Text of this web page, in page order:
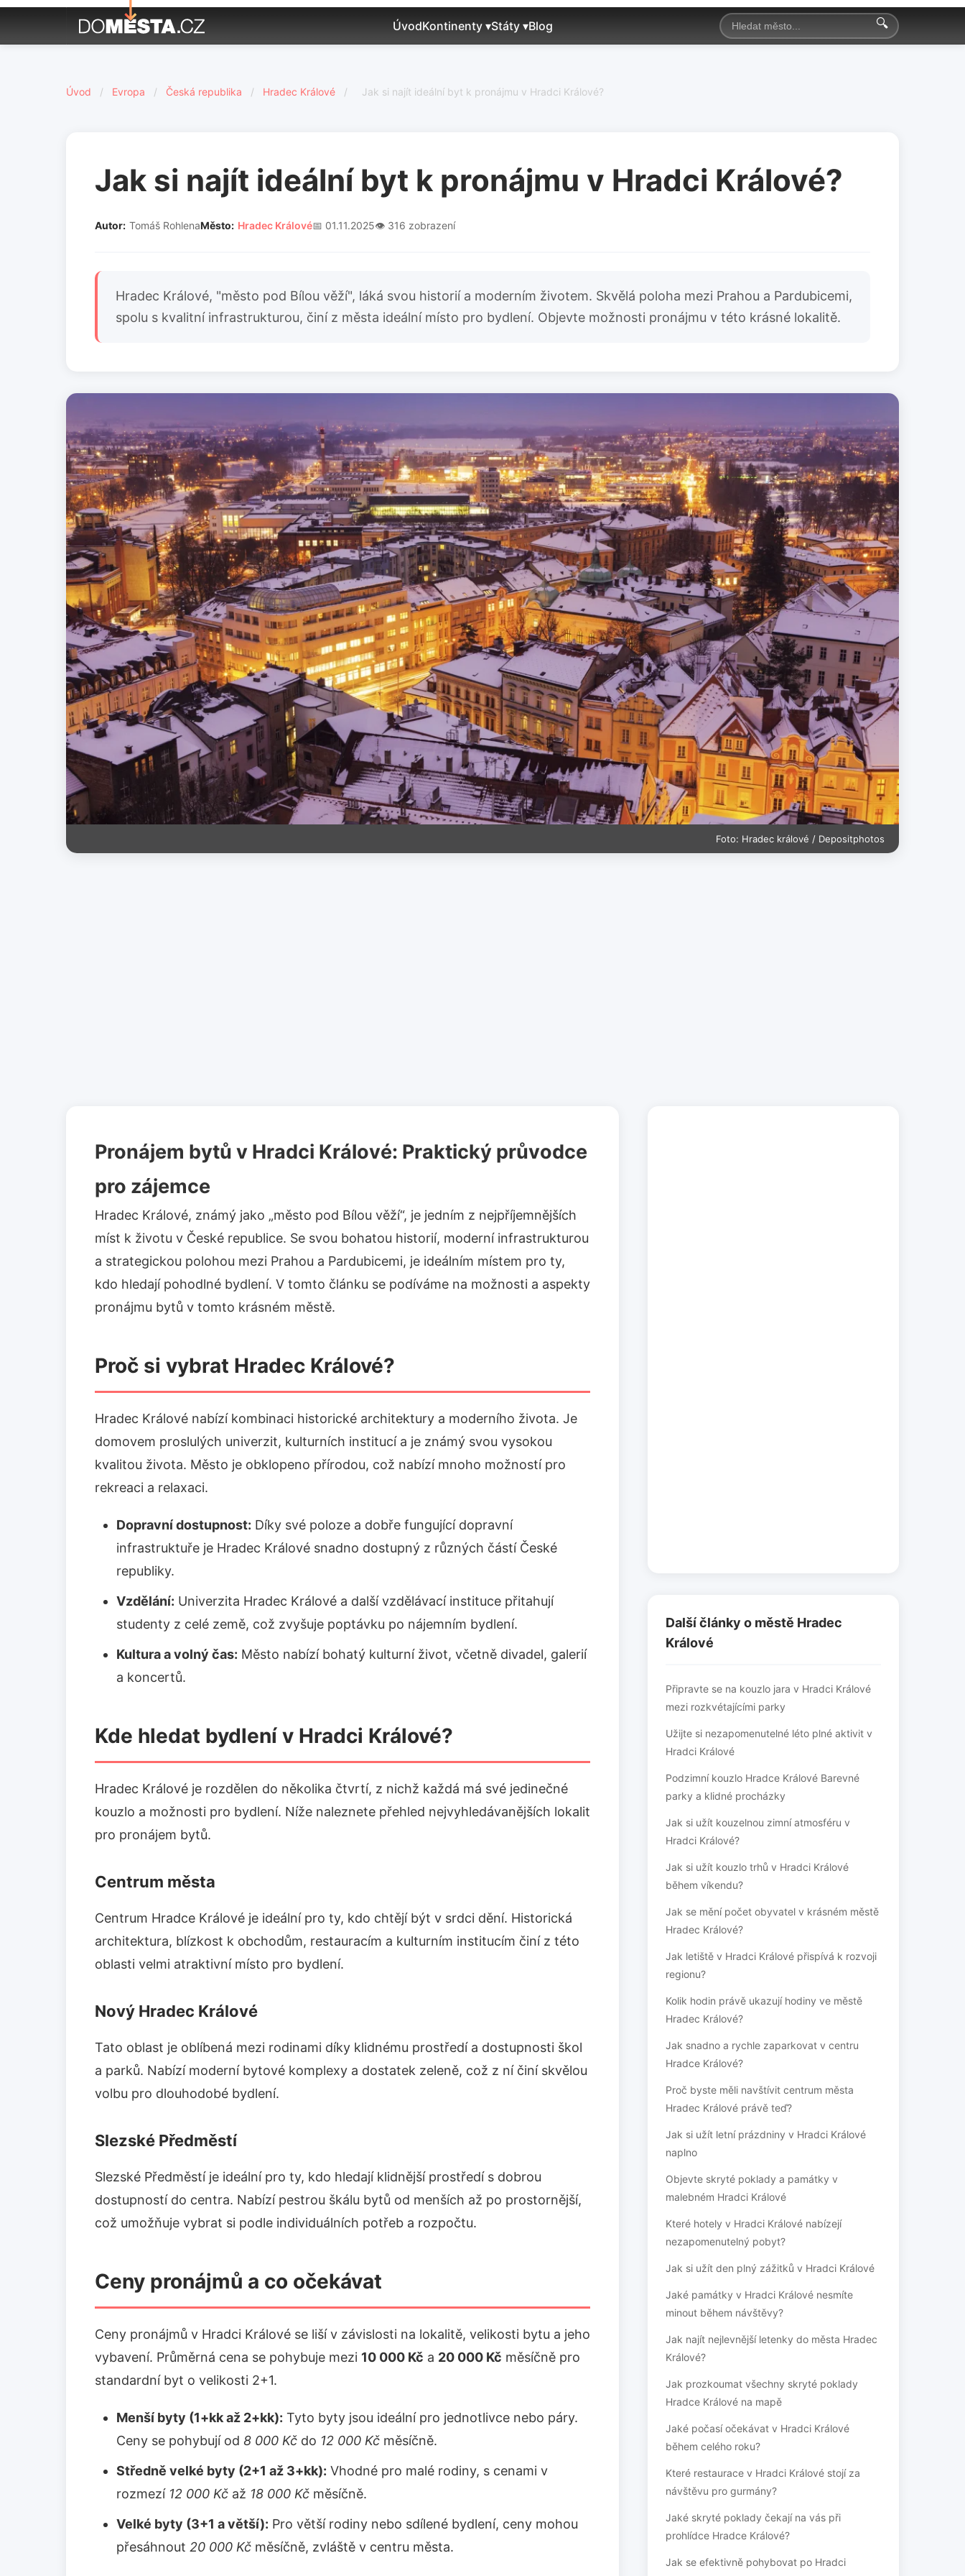
ÚvodKontinenty ▾Státy ▾Blog 🔍
Úvod / Evropa / Česká republika / Hradec Králové / Jak si najít ideální byt k pronájmu v Hradci Králové?
Jak si najít ideální byt k pronájmu v Hradci Králové?
Autor: Tomáš RohlenaMěsto: Hradec Králové📅 01.11.2025👁️ 316 zobrazení
Hradec Králové, "město pod Bílou věží", láká svou historií a moderním životem. Skvělá poloha mezi Prahou a Pardubicemi,
spolu s kvalitní infrastrukturou, činí z města ideální místo pro bydlení. Objevte možnosti pronájmu v této krásné lokalitě.
Foto: Hradec králové / Depositphotos
Pronájem bytů v Hradci Králové: Praktický průvodce
pro zájemce
Hradec Králové, známý jako „město pod Bílou věží“, je jedním z nejpříjemnějších
míst k životu v České republice. Se svou bohatou historií, moderní infrastrukturou
a strategickou polohou mezi Prahou a Pardubicemi, je ideálním místem pro ty,
kdo hledají pohodlné bydlení. V tomto článku se podíváme na možnosti a aspekty
pronájmu bytů v tomto krásném městě.
Proč si vybrat Hradec Králové?
Hradec Králové nabízí kombinaci historické architektury a moderního života. Je
domovem proslulých univerzit, kulturních institucí a je známý svou vysokou
kvalitou života. Město je obklopeno přírodou, což nabízí mnoho možností pro
rekreaci a relaxaci.
Dopravní dostupnost: Díky své poloze a dobře fungující dopravní
infrastruktuře je Hradec Králové snadno dostupný z různých částí České
republiky.
Vzdělání: Univerzita Hradec Králové a další vzdělávací instituce přitahují
studenty z celé země, což zvyšuje poptávku po nájemním bydlení.
Kultura a volný čas: Město nabízí bohatý kulturní život, včetně divadel, galerií
a koncertů.
Kde hledat bydlení v Hradci Králové?
Hradec Králové je rozdělen do několika čtvrtí, z nichž každá má své jedinečné
kouzlo a možnosti pro bydlení. Níže naleznete přehled nejvyhledávanějších lokalit
pro pronájem bytů.
Centrum města
Centrum Hradce Králové je ideální pro ty, kdo chtějí být v srdci dění. Historická
architektura, blízkost k obchodům, restauracím a kulturním institucím činí z této
oblasti velmi atraktivní místo pro bydlení.
Nový Hradec Králové
Tato oblast je oblíbená mezi rodinami díky klidnému prostředí a dostupnosti škol
a parků. Nabízí moderní bytové komplexy a dostatek zeleně, což z ní činí skvělou
volbu pro dlouhodobé bydlení.
Slezské Předměstí
Slezské Předměstí je ideální pro ty, kdo hledají klidnější prostředí s dobrou
dostupností do centra. Nabízí pestrou škálu bytů od menších až po prostornější,
což umožňuje vybrat si podle individuálních potřeb a rozpočtu.
Ceny pronájmů a co očekávat
Ceny pronájmů v Hradci Králové se liší v závislosti na lokalitě, velikosti bytu a jeho
vybavení. Průměrná cena se pohybuje mezi 10 000 Kč a 20 000 Kč měsíčně pro
standardní byt o velikosti 2+1.
Menší byty (1+kk až 2+kk): Tyto byty jsou ideální pro jednotlivce nebo páry.
Ceny se pohybují od 8 000 Kč do 12 000 Kč měsíčně.
Středně velké byty (2+1 až 3+kk): Vhodné pro malé rodiny, s cenami v
rozmezí 12 000 Kč až 18 000 Kč měsíčně.
Velké byty (3+1 a větší): Pro větší rodiny nebo sdílené bydlení, ceny mohou
přesáhnout 20 000 Kč měsíčně, zvláště v centru města.
Další články o městě Hradec
Králové
Připravte se na kouzlo jara v Hradci Králové
mezi rozkvétajícími parky
Užijte si nezapomenutelné léto plné aktivit v
Hradci Králové
Podzimní kouzlo Hradce Králové Barevné
parky a klidné procházky
Jak si užít kouzelnou zimní atmosféru v
Hradci Králové?
Jak si užít kouzlo trhů v Hradci Králové
během víkendu?
Jak se mění počet obyvatel v krásném městě
Hradec Králové?
Jak letiště v Hradci Králové přispívá k rozvoji
regionu?
Kolik hodin právě ukazují hodiny ve městě
Hradec Králové?
Jak snadno a rychle zaparkovat v centru
Hradce Králové?
Proč byste měli navštívit centrum města
Hradec Králové právě teď?
Jak si užít letní prázdniny v Hradci Králové
naplno
Objevte skryté poklady a památky v
malebném Hradci Králové
Které hotely v Hradci Králové nabízejí
nezapomenutelný pobyt?
Jak si užít den plný zážitků v Hradci Králové
Jaké památky v Hradci Králové nesmíte
minout během návštěvy?
Jak najít nejlevnější letenky do města Hradec
Králové?
Jak prozkoumat všechny skryté poklady
Hradce Králové na mapě
Jaké počasí očekávat v Hradci Králové
během celého roku?
Které restaurace v Hradci Králové stojí za
návštěvu pro gurmány?
Jaké skryté poklady čekají na vás při
prohlídce Hradce Králové?
Jak se efektivně pohybovat po Hradci